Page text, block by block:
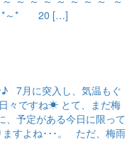
*～*～* 20 […]
7月に突入し、気温もぐ
々ですね☀ とて、まだ梅
、予定がある今日に限って
ますよね･･･。 ただ、梅雨